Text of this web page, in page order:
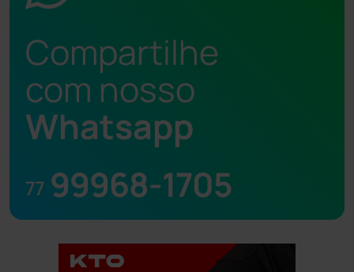
Compartilhe
com nosso
Whatsapp
77 99968-1705